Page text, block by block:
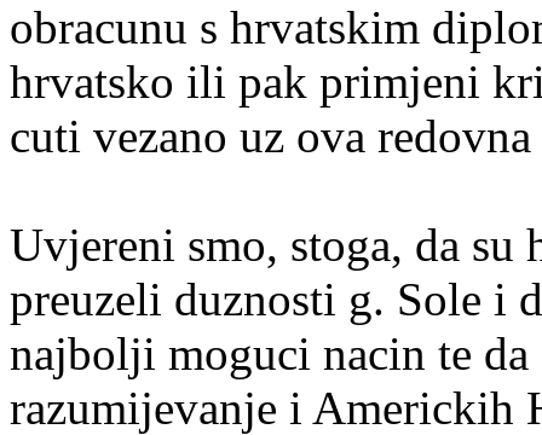
obracunu s hrvatskim
hrvatsko ili pak primjeni
cuti vezano uz ova
Uvjereni smo, stoga, da
preuzeli duznosti g. Sole i
najbolji moguci nacin te
razumijevanje i Americkih